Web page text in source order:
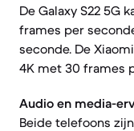
De Galaxy S22 5G
frames per
seconde. De
4K met 30 frames
Audio en media-
Beide telefoons